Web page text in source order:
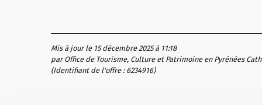
Mis à jour le 15 décembre 2025 à 11:18
par Office de Tourisme, Culture et Patrimoine en Pyrénées
(Identifiant de l'offre : 6234916)